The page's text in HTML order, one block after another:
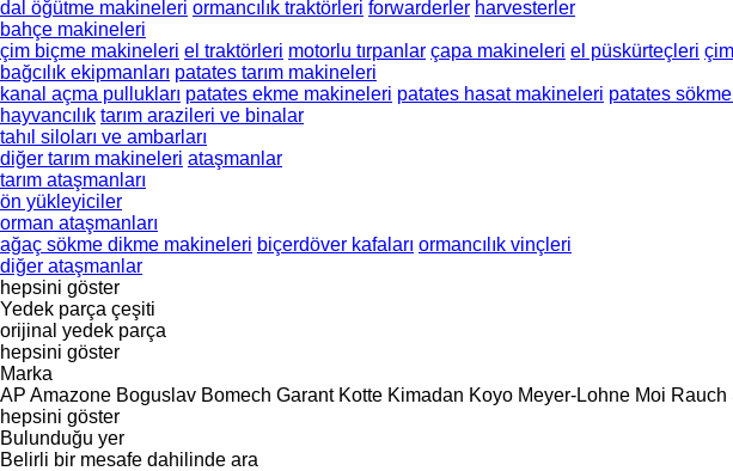
dal öğütme makineleri ormancılık traktörleri forwarderler harvesterler
bahçe makineleri
çim biçme makineleri el traktörleri motorlu tırpanlar çapa makineleri el püskürteçleri
bağcılık ekipmanları patates tarım makineleri
kanal açma pullukları patates ekme makineleri patates hasat makineleri patates
hayvancılık tarım arazileri ve binalar
tahıl siloları ve ambarları
diğer tarım makineleri ataşmanlar
tarım ataşmanları
ön yükleyiciler
orman ataşmanları
ağaç sökme dikme makineleri biçerdöver kafaları ormancılık vinçleri
diğer ataşmanlar
hepsini göster
Yedek parça çeşiti
orijinal yedek parça
hepsini göster
Marka
AP Amazone Boguslav Bomech Garant Kotte Kimadan Koyo Meyer-Lohne Moi Rauch
hepsini göster
Bulunduğu yer
Belirli bir mesafe dahilinde ara